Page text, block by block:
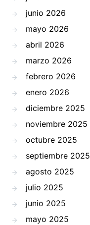
junio 2026
mayo 2026
abril 2026
marzo 2026
febrero 2026
enero 2026
diciembre 2025
noviembre 2025
octubre 2025
septiembre 2025
agosto 2025
julio 2025
junio 2025
mayo 2025